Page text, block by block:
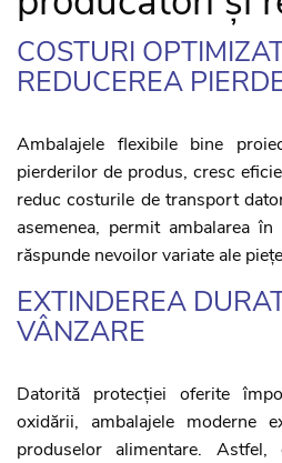
COSTURI
REDUCEREA
Ambalajele flexibile bine
pierderilor de produs, cresc
reduc costurile de transport
asemenea, permit ambalarea
răspunde nevoilor variate ale
EXTINDEREA
VÂNZARE
Datorită protecției oferite
oxidării, ambalajele moderne
produselor alimentare.